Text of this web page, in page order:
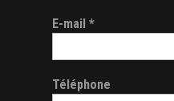
E-mail *
Téléphone